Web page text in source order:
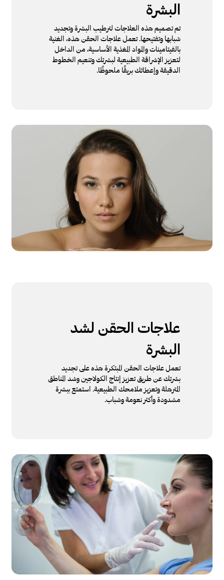
البشرة
تم تصميم هذه العلاجات لترطيب البشرة وتجديد
شبابها وتفتيحها. تعمل علاجات الحقن هذه، الغنية
بالفيتامينات والمواد المغذية الأساسية، من الداخل
لتعزيز الإشراقة الطبيعية لبشرتك وتنعيم الخطوط
الدقيقة وإعطائك بريقًا ملحوظًا.
علاجات الحقن لشد
البشرة
تعمل علاجات الحقن المبتكرة هذه على تجديد
بشرتك عن طريق تعزيز إنتاج الكولاجين وشد المناطق
المترهلة وتعزيز ملامحك الطبيعية. استمتع ببشرة
مشدودة وأكثر نعومة وشباب.